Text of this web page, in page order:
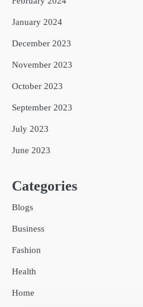
January 2024
December 2023
November 2023
October 2023
September 2023
July 2023
June 2023
Categories
Blogs
Business
Fashion
Health
Home